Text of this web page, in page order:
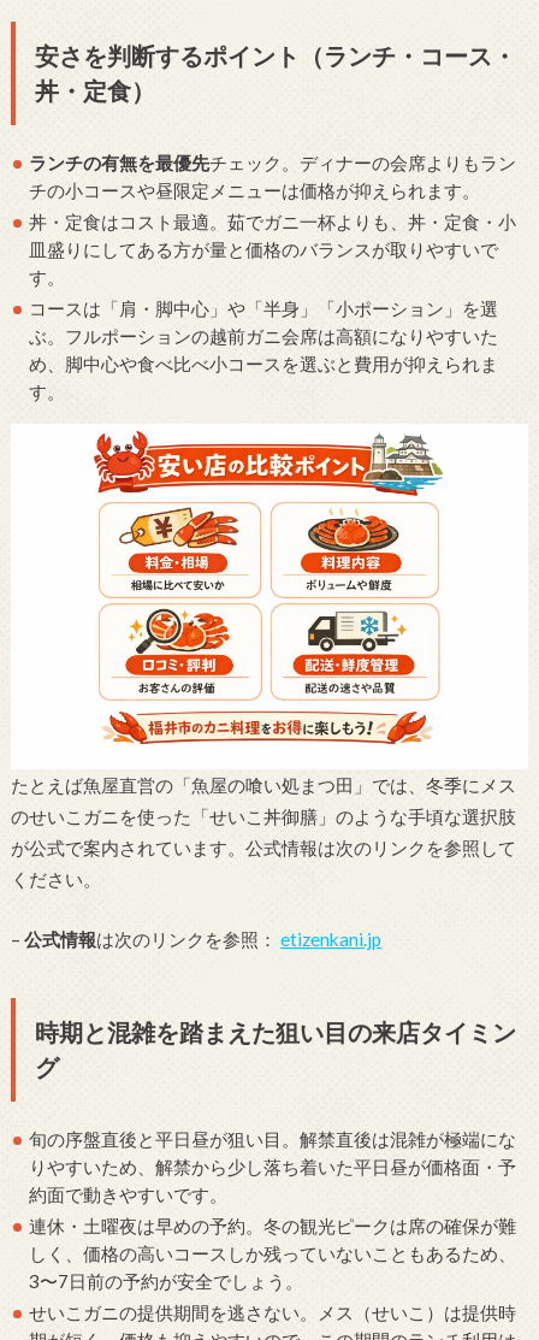
安さを判断するポイント（ランチ・コース・
丼・定食）
ランチの有無を最優先チェック。ディナーの会席よりもラン
チの小コースや昼限定メニューは価格が抑えられます。
丼・定食はコスト最適。茹でガニ一杯よりも、丼・定食・小
皿盛りにしてある方が量と価格のバランスが取りやすいで
す。
コースは「肩・脚中心」や「半身」「小ポーション」を選
ぶ。フルポーションの越前ガニ会席は高額になりやすいた
め、脚中心や食べ比べ小コースを選ぶと費用が抑えられま
す。
たとえば魚屋直営の「魚屋の喰い処まつ田」では、冬季にメス
のせいこガニを使った「せいこ丼御膳」のような手頃な選択肢
が公式で案内されています。公式情報は次のリンクを参照して
ください。
– 公式情報は次のリンクを参照： etizenkani.jp
時期と混雑を踏まえた狙い目の来店タイミン
グ
旬の序盤直後と平日昼が狙い目。解禁直後は混雑が極端にな
りやすいため、解禁から少し落ち着いた平日昼が価格面・予
約面で動きやすいです。
連休・土曜夜は早めの予約。冬の観光ピークは席の確保が難
しく、価格の高いコースしか残っていないこともあるため、
3〜7日前の予約が安全でしょう。
せいこガニの提供期間を逃さない。メス（せいこ）は提供時